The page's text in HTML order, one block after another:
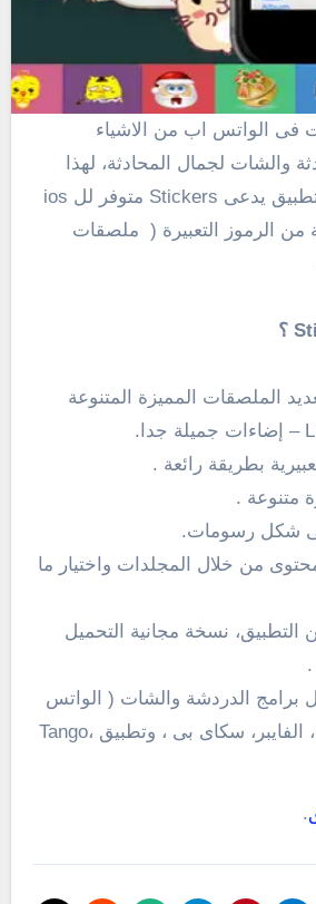
والشات لجمال المحادثة، لهذا
سوف نتعرف على تطبيق يدعى Stickers متوفر لل ios
من الرموز التعبيرة ( ملصقات
الملصقات المميزة المتنوعة
بطريقة رائعة .
متنوعة .
شكل رسومات.
من خلال المجلدات واختيار ما
نسخة مجانية التحميل
برامج الدردشة والشات ( الواتس
اب، الفيس بوك، الفايبر، سكاى بى ، وتطبيق Tango،
.